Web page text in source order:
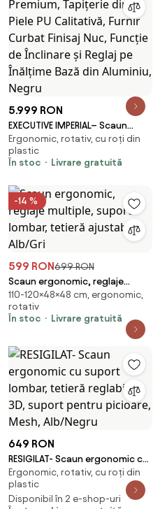
5.999 RON
EXECUTIVE IMPERIAL– Scaun
Directorial Premium, Tapițerie
din Piele PU Calitativă, Furnir
Curbat Finisaj Nuc, Funcție de
Bază din Aluminiu, Negru
Ergonomic, rotativ, cu roți din
plastic
În stoc
Livrare gratuită
-14 %
599 RON699 RON
Scaun ergonomic, reglaje
multiple, suport lombar, tetieră
ajustabilă, Alb/Gri
110-120×48×48 cm, ergonomic,
rotativ
În stoc
Livrare gratuită
649 RON
RESIGILAT- Scaun ergonomic cu
suport lombar, tetieră reglabilă
3D, suport pentru picioare,
Mesh, Alb/Negru
Ergonomic, rotativ, cu roți din
plastic
Disponibil în 2 e-shop-uri